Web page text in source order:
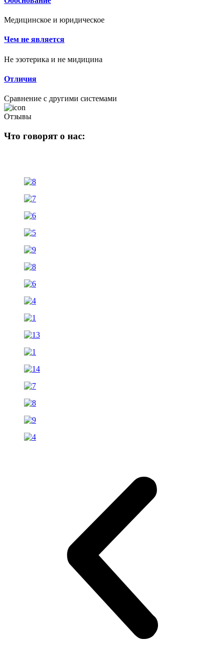
Медицинское и юридическое
Чем не является
Не эзотерика и не мидицина
Отличия
Сравнение с другими системами
Отзывы
Что говорят о нас: